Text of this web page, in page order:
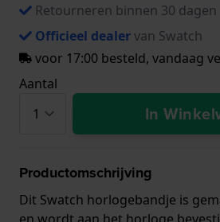
Retourneren binnen 30 dagen
Officieel dealervan Swatch
voor 17:00 besteld, vandaag
Aantal
In
Productomschrijving
Dit Swatch horlogebandje is